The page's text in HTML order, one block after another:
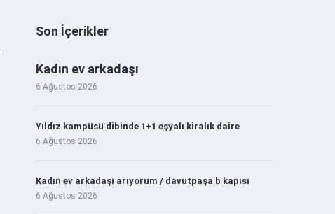
Son İçerikler
Kadın ev arkadaşı
6 Ağustos 2026
Yıldız kampüsü dibinde 1+1 eşyalı kiralık daire
6 Ağustos 2026
Kadın ev arkadaşı arıyorum / davutpaşa b kapısı
6 Ağustos 2026